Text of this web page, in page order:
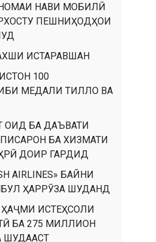
НАВИ МОБИЛӢ
ПЕШНИҲОДҲОИ
ИСТАРАВШАН
100
МЕДАЛИ ТИЛЛО ВА
ОИД БА ДАЪВАТИ
БА ХИЗМАТИ
ДОИР ГАРДИД
AIRLINES» БАЙНИ
ҲАРРӮЗА ШУДАНД
ИСТЕҲСОЛИ
БА 275 МИЛЛИОН
ШУДААСТ